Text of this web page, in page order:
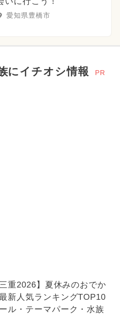
愛知県豊橋市
にイチオシ情報 PR
三重2026】夏休みのおでか
新人気ランキングTOP10
ル・テーマパーク・水族